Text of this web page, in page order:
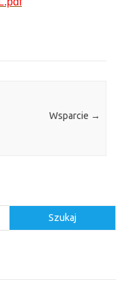
Wsparcie →
Szukaj